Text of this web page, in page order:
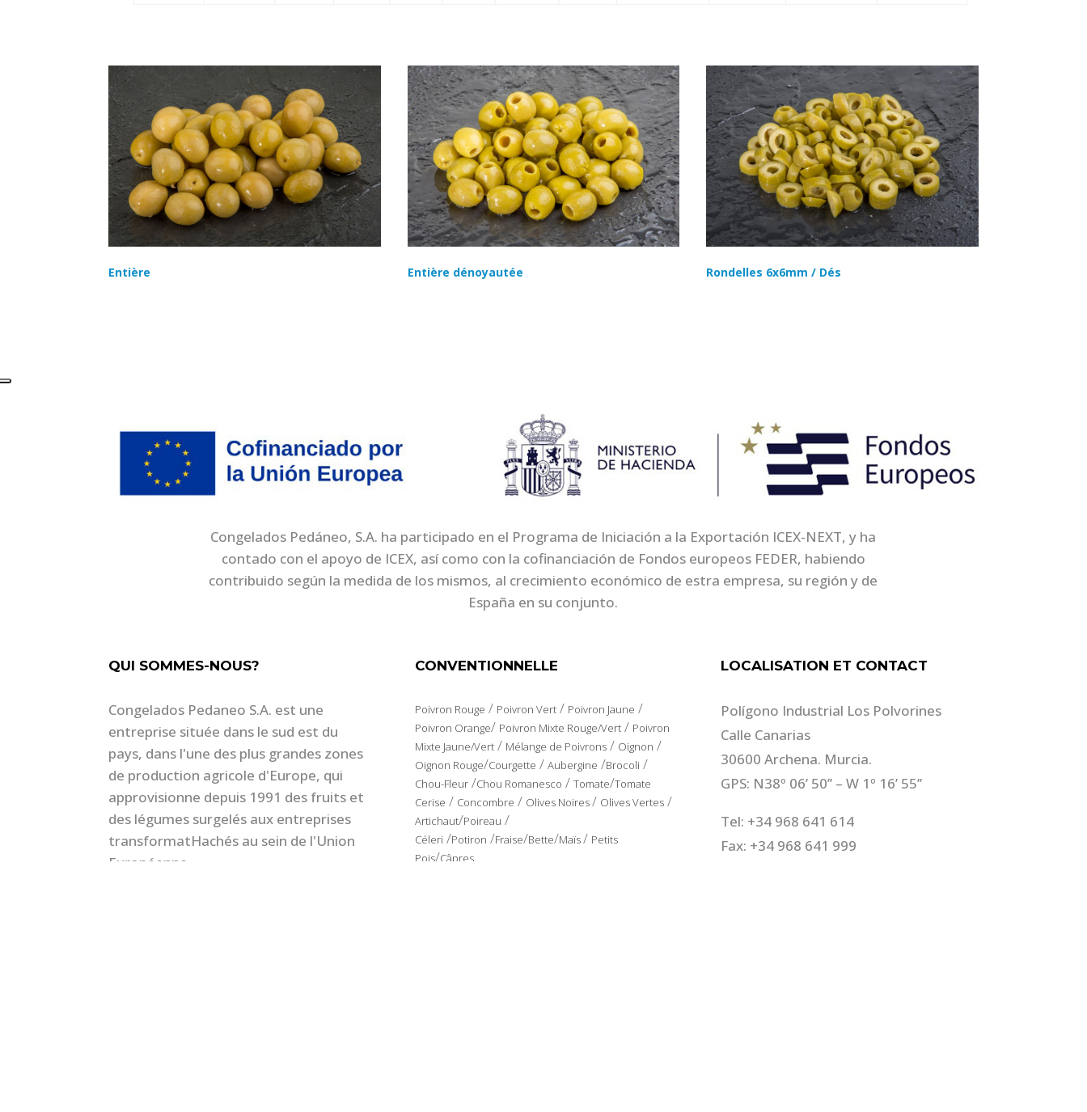
Entière Entière dénoyautée Rondelles 6x6mm / Dés
Congelados Pedáneo, S.A. ha participado en el Programa de Iniciación a la Exportación ICEX-NEXT, y ha
contado con el apoyo de ICEX, así como con la cofinanciación de Fondos europeos FEDER, habiendo
contribuido según la medida de los mismos, al crecimiento económico de estra empresa, su región y de
España en su conjunto.
QUI SOMMES-NOUS?
Congelados Pedaneo S.A. est une
entreprise située dans le sud est du
pays, dans l'une des plus grandes zones
de production agricole d'Europe, qui
approvisionne depuis 1991 des fruits et
des légumes surgelés aux entreprises
transformatHachés au sein de l'Union
Européenne.
CONVENTIONNELLE
Poivron Rouge / Poivron Vert/ Poivron Jaune /
Poivron Orange/ Poivron Mixte Rouge/Vert/ Poivron
Mixte Jaune/Vert/ Mélange de Poivrons/ Oignon /
Oignon Rouge/Courgette / Aubergine /Brocoli /
Chou-Fleur/Chou Romanesco / Tomate/Tomate
Cerise / Concombre / Olives Noires/ Olives Vertes/
Artichaut/Poireau /
Céleri /Potiron /Fraise/Bette/Maïs/ Petits
Pois/Câpres
LOCALISATION ET CONTACT
Polígono Industrial Los Polvorines
Calle Canarias
30600 Archena. Murcia.
GPS: N38º 06’ 50’’ – W 1º 16’ 55’’
Tel: +34 968 641 614
Fax: +34 968 641 999